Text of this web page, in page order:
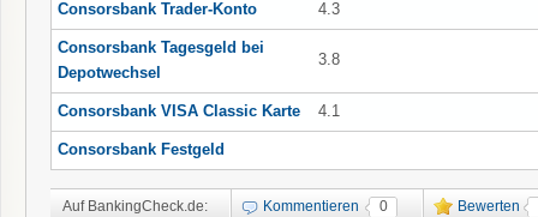
Consorsbank Trader-Konto 4.3
Consorsbank Tagesgeld bei
Depotwechsel
3.8
Consorsbank VISA Classic Karte 4.1
Consorsbank Festgeld
Auf BankingCheck.de: Kommentieren 0 Bewerten